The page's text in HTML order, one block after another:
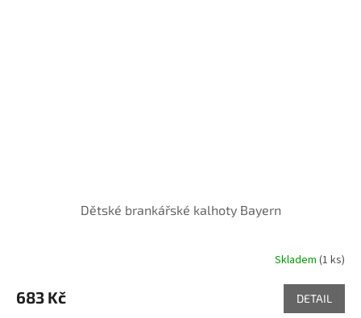
Dětské brankářské kalhoty Bayern
Skladem (1 ks)
683 Kč DETAIL